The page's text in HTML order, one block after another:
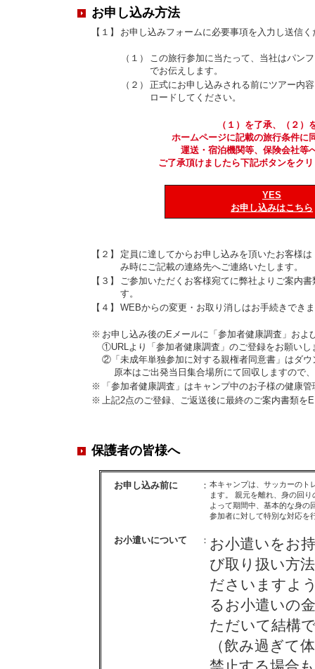
お申し込み方法
【１】 お申し込みフォームに必要事項を入力し送信
（１）
この旅行参加に当たって、当社はパン
でお伝えします。
（２）
正式にお申し込みされる前にツアー内
ロードしてください。
（１）を了承、（２
ホームページに記載の旅行条件に
運送・宿泊機関等、保険会社等
ご了承頂けましたら下記ボタンをク
YES
お申し込みはこちら
【２】
定員に達してからお申し込みを頂いたお客様
み時にご記載の連絡先へご連絡いたします。
【３】
ご参加いただくお客様宛てに弊社よりご案内
す。
【４】
WEBからの変更・お取り消しはお手続きでき
※ お申し込み後のEメールに「参加者健康調査」お
①URLより「参加者健康調査」のご登録をお願いし
②「未成年単独参加に対する親権者同意書」はダ
原本はご出発当日集合場所にて回収しますので
※
「参加者健康調査」はキャンプ中のお子様の健康
※ 上記2点のご登録、ご返送後に最終のご案内書類を
保護者の皆様へ
お申し込み前に ： 本キャンプは、サッカーのト
ます。 親元を離れ、身の回
よって期間中、基本的な身の
参加者に対して特別な対応を
お小遣いについて ： お小遣いをお
び取り扱い方
ださいますよ
るお小遣いの
ただいて結構
（飲み過ぎて